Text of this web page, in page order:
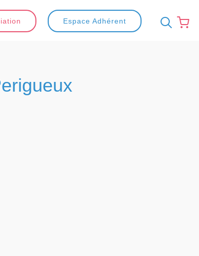
Espace Adhérent